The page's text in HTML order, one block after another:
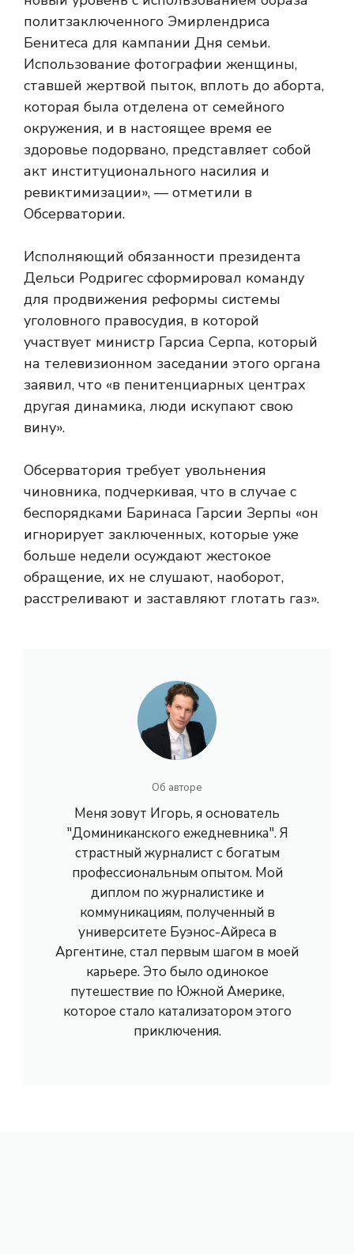
политзаключенного Эмирлендриса
Бенитеса для кампании Дня семьи.
Использование фотографии женщины,
ставшей жертвой пыток, вплоть до аборта,
которая была отделена от семейного
окружения, и в настоящее время ее
здоровье подорвано, представляет собой
акт институционального насилия и
ревиктимизации», — отметили в
Обсерватории.
Исполняющий обязанности президента
Дельси Родригес сформировал команду
для продвижения реформы системы
уголовного правосудия, в которой
участвует министр Гарсиа Серпа, который
на телевизионном заседании этого органа
заявил, что «в пенитенциарных центрах
другая динамика, люди искупают свою
вину».
Обсерватория требует увольнения
чиновника, подчеркивая, что в случае с
беспорядками Баринаса Гарсии Зерпы «он
игнорирует заключенных, которые уже
больше недели осуждают жестокое
обращение, их не слушают, наоборот,
расстреливают и заставляют глотать газ».
Об авторе
Меня зовут Игорь, я основатель
"Доминиканского ежедневника". Я
страстный журналист с богатым
профессиональным опытом. Мой
диплом по журналистике и
коммуникациям, полученный в
университете Буэнос-Айреса в
Аргентине, стал первым шагом в моей
карьере. Это было одинокое
путешествие по Южной Америке,
которое стало катализатором этого
приключения.